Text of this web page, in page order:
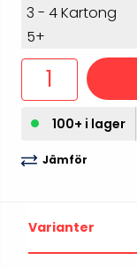
3 - 4 Kartong
5+
100+ i lager
Jämför
Varianter